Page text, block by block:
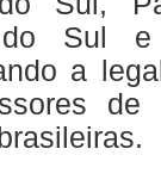
do Sul
a
de